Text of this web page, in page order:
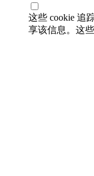
这些 cookie 追
享该信息。这